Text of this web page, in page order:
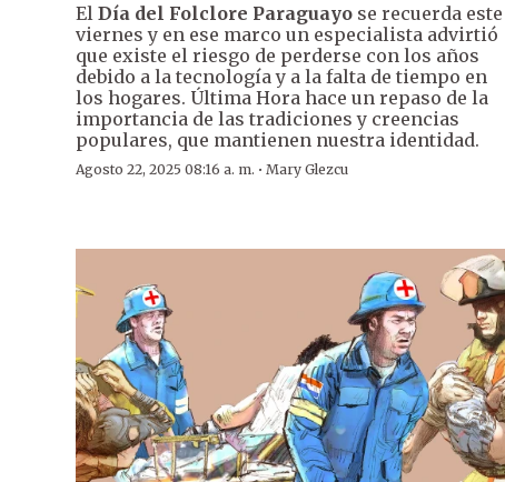
El Día del Folclore Paraguayo se recuerda este
viernes y en ese marco un especialista advirtió
que existe el riesgo de perderse con los años
debido a la tecnología y a la falta de tiempo en
los hogares. Última Hora hace un repaso de la
importancia de las tradiciones y creencias
populares, que mantienen nuestra identidad.
Agosto 22, 2025 08:16 a. m. · Mary Glezcu